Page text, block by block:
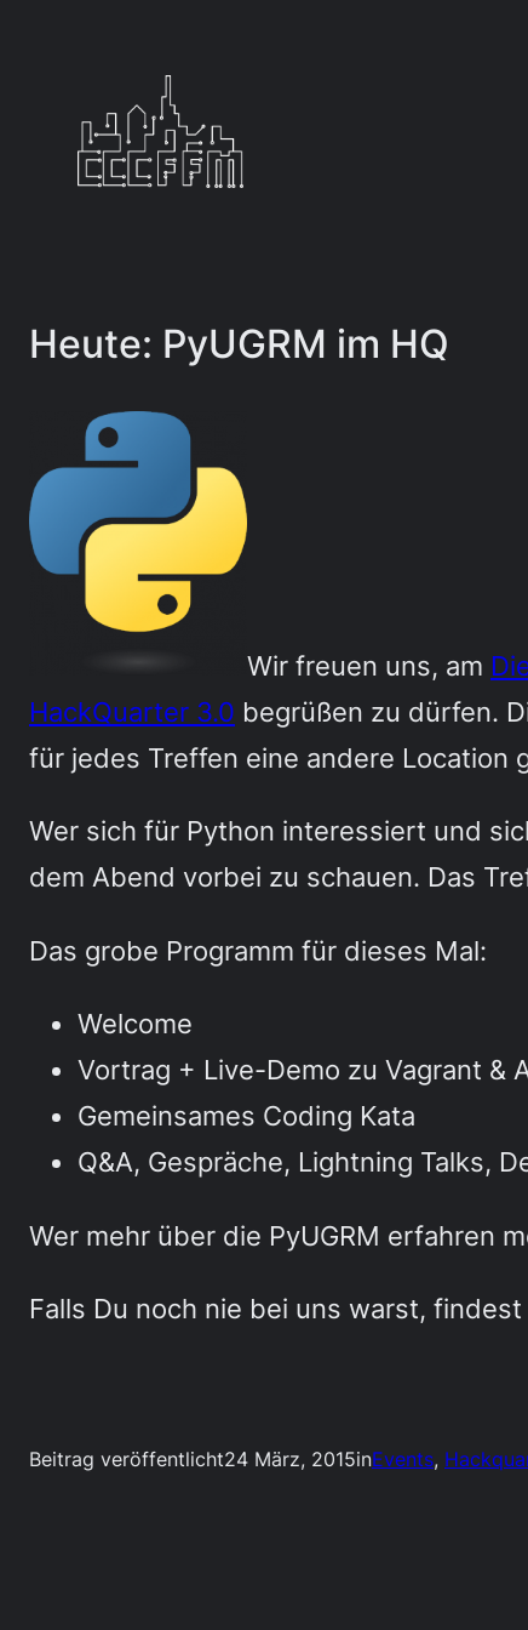
springen
Heute: PyUGRM im HQ
Wir freuen uns, am
HackQuarter 3.0 begrüßen zu dürfen.
für jedes Treffen eine andere Location
Wer sich für Python interessiert und
dem Abend vorbei zu schauen. Das
Das grobe Programm für dieses Mal:
Welcome
Vortrag + Live-Demo zu Vagrant &
Gemeinsames Coding Kata
Q&A, Gespräche, Lightning Talks,
Wer mehr über die PyUGRM erfahren
Falls Du noch nie bei uns warst,
Beitrag veröffentlicht24 März, 2015inEvents,